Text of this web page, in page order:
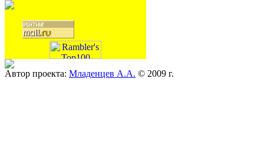
Автор проекта: Младенцев А.А. © 2009 г.